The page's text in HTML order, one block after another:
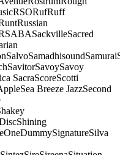
RSORufRuff
Russian
SABASackvilleSacred
SalvoSamadhisoundSamurai
SavitorSavoySavoy
SacraScoreScotti
Sea Breeze JazzSecond
Shining
SignatureSilva